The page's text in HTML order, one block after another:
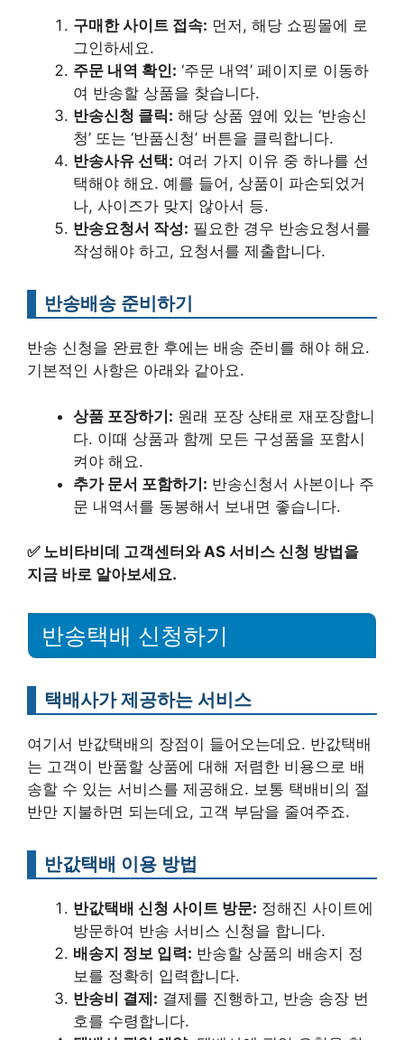
구매한 사이트 접속: 먼저, 해당 쇼핑몰에 로
그인하세요.
주문 내역 확인: ‘주문 내역’ 페이지로 이동하
여 반송할 상품을 찾습니다.
반송신청 클릭: 해당 상품 옆에 있는 ‘반송신
청’ 또는 ‘반품신청’ 버튼을 클릭합니다.
반송사유 선택: 여러 가지 이유 중 하나를 선
택해야 해요. 예를 들어, 상품이 파손되었거
나, 사이즈가 맞지 않아서 등.
반송요청서 작성: 필요한 경우 반송요청서를
작성해야 하고, 요청서를 제출합니다.
반송배송 준비하기
반송 신청을 완료한 후에는 배송 준비를 해야 해요.
기본적인 사항은 아래와 같아요.
상품 포장하기: 원래 포장 상태로 재포장합니
다. 이때 상품과 함께 모든 구성품을 포함시
켜야 해요.
추가 문서 포함하기: 반송신청서 사본이나 주
문 내역서를 동봉해서 보내면 좋습니다.
✅ 노비타비데 고객센터와 AS 서비스 신청 방법을
지금 바로 알아보세요.
반송택배 신청하기
택배사가 제공하는 서비스
여기서 반값택배의 장점이 들어오는데요. 반값택배
는 고객이 반품할 상품에 대해 저렴한 비용으로 배
송할 수 있는 서비스를 제공해요. 보통 택배비의 절
반만 지불하면 되는데요, 고객 부담을 줄여주죠.
반값택배 이용 방법
반값택배 신청 사이트 방문: 정해진 사이트에
방문하여 반송 서비스 신청을 합니다.
배송지 정보 입력: 반송할 상품의 배송지 정
보를 정확히 입력합니다.
반송비 결제: 결제를 진행하고, 반송 송장 번
호를 수령합니다.